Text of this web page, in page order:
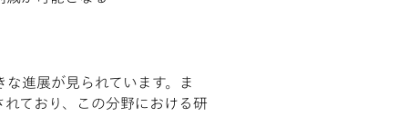
進展が見られています。ま
ており、この分野における研